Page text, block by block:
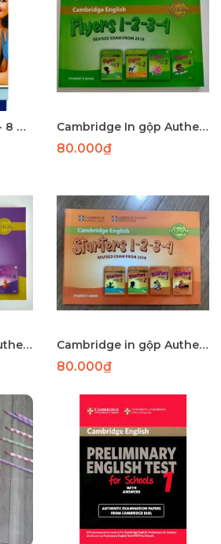
11A.24 Succeed PET - 8 Practice tests (2020) (175) - PHUN Cambridge In gộp Authentic Flyers 1,2,3,4
80.000₫
Cambridge in gộp Authentic Movers 1,2,3,4 Cambridge in gộp Authentic Starters 1,2,3,4
80.000₫